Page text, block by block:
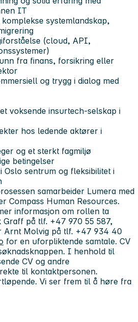
IT
systemlandskap,
(cloud, API,
fra finans, forsikring eller
og trygg i dialog med
voksende insurtech-selskap i
hos ledende aktører i
og et sterkt fagmiljø
betingelser
Oslo sentrum og fleksibilitet i
samarbeider Lumera med
Compass Human Resources.
informasjon om rollen ta
Graff på tlf. +47 970 55 587,
Arnt Molvig på tlf. +47 934 40
for en uforpliktende samtale. CV
I henhold til
CV og andre
til kontaktpersonen.
Vi ser frem til å høre fra